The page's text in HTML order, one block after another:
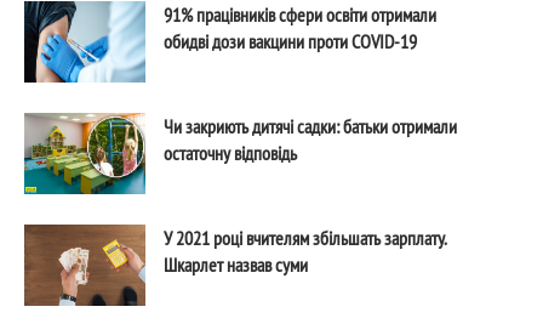
91% працівників сфери освіти отримали
обидві дози вакцини проти COVID-19
Чи закриють дитячі садки: батьки отримали
остаточну відповідь
У 2021 році вчителям збільшать зарплату.
Шкарлет назвав суми